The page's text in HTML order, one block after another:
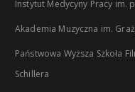
Instytut Medycyny Pracy im.
Akademia Muzyczna im.
Państwowa Wyższa Szkoła
Schillera